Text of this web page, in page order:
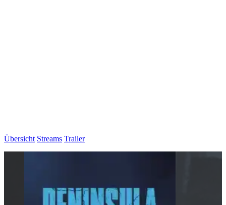
Übersicht Streams Trailer